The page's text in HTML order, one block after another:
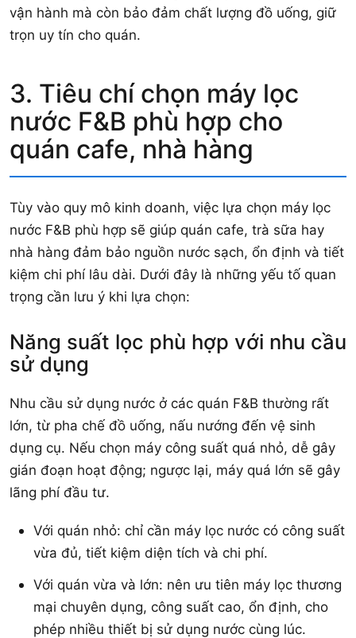
vận hành mà còn bảo đảm chất lượng đồ uống, giữ
trọn uy tín cho quán.
3. Tiêu chí chọn máy lọc
nước F&B phù hợp cho
quán cafe, nhà hàng
Tùy vào quy mô kinh doanh, việc lựa chọn máy lọc
nước F&B phù hợp sẽ giúp quán cafe, trà sữa hay
nhà hàng đảm bảo nguồn nước sạch, ổn định và tiết
kiệm chi phí lâu dài. Dưới đây là những yếu tố quan
trọng cần lưu ý khi lựa chọn:
Năng suất lọc phù hợp với nhu cầu
sử dụng
Nhu cầu sử dụng nước ở các quán F&B thường rất
lớn, từ pha chế đồ uống, nấu nướng đến vệ sinh
dụng cụ. Nếu chọn máy công suất quá nhỏ, dễ gây
gián đoạn hoạt động; ngược lại, máy quá lớn sẽ gây
lãng phí đầu tư.
Với quán nhỏ: chỉ cần máy lọc nước có công suất
vừa đủ, tiết kiệm diện tích và chi phí.
Với quán vừa và lớn: nên ưu tiên máy lọc thương
mại chuyên dụng, công suất cao, ổn định, cho
phép nhiều thiết bị sử dụng nước cùng lúc.